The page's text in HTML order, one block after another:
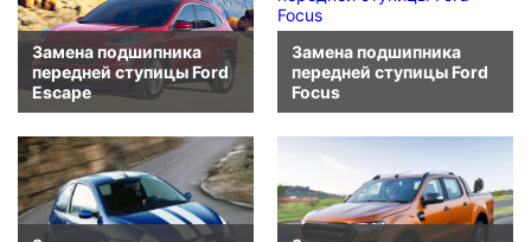
Замена подшипника
передней ступицы Ford
Escape
Замена подшипника
передней ступицы Ford
Focus